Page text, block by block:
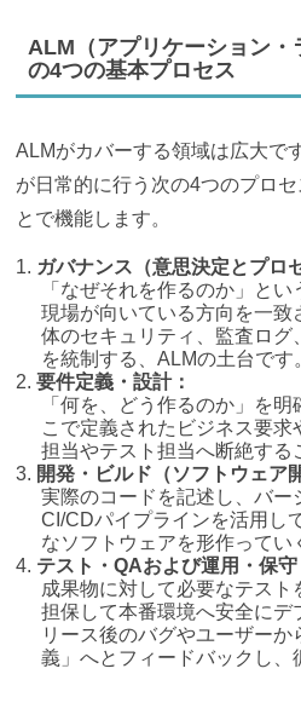
ALM（アプリケーション・
の4つの基本プロセス
ALMがカバーする領域は広大で
が日常的に行う次の4つのプロ
とで機能します。
ガバナンス（意思決定とプロ
「なぜそれを作るのか」と
現場が向いている方向を一致
体のセキュリティ、監査ロ
を統制する、ALMの土台です
要件定義・設計：
「何を、どう作るのか」を
こで定義されたビジネス要
担当やテスト担当へ断絶する
開発・ビルド（ソフトウェア
実際のコードを記述し、バー
CI/CDパイプラインを活用し
なソフトウェアを形作ってい
テスト・QAおよび運用・保守
成果物に対して必要なテス
担保して本番環境へ安全にデ
リース後のバグやユーザー
義」へとフィードバックし、